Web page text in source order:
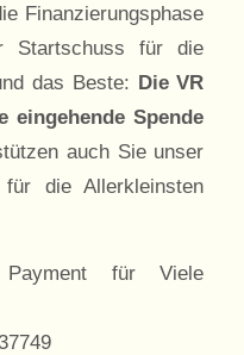
Finanzierungsphase
Startschuss für die
das Beste: Die VR
eingehende Spende
auch Sie unser
die Allerkleinsten
Payment für Viele